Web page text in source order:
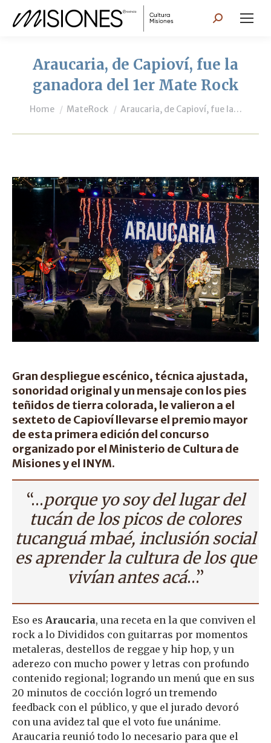
Search:
Araucaria, de Capioví, fue la
ganadora del 1er Mate Rock
You are here:
Home MateRock Araucaria, de Capioví, fue la…
Gran despliegue escénico, técnica ajustada,
sonoridad original y un mensaje con los pies
teñidos de tierra colorada, le valieron a el
sexteto de Capioví llevarse el premio mayor
de esta primera edición del concurso
organizado por el Ministerio de Cultura de
Misiones y el INYM.
“…porque yo soy del lugar del
tucán de los picos de colores
tucanguá mbaé, inclusión social
es aprender la cultura de los que
vivían antes acá…”
Eso es Araucaria, una receta en la que conviven el
rock a lo Divididos con guitarras por momentos
metaleras, destellos de reggae y hip hop, y un
aderezo con mucho power y letras con profundo
contenido regional; logrando un menú que en sus
20 minutos de cocción logró un tremendo
feedback con el público, y que el jurado devoró
con una avidez tal que el voto fue unánime.
Araucaria reunió todo lo necesario para que el